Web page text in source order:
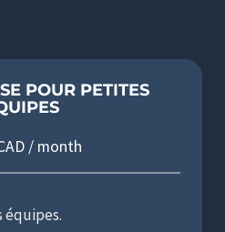
POUR PETITES
/ month
équipes.